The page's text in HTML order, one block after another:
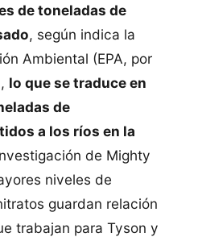
de toneladas de
, según indica la
Ambiental (EPA, por
lo que se traduce en
de
a los ríos en la
de Mighty
niveles de
guardan relación
trabajan para Tyson y